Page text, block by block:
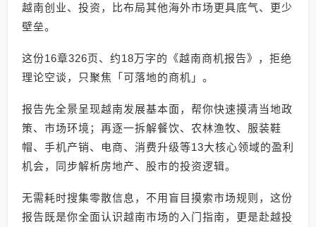
越南创业、投资，比布局其他海外市场更具底气、更少
壁垒。
这份16章326页、约18万字的《越南商机报告》，拒绝
理论空谈，只聚焦「可落地的商机」。
报告先全景呈现越南发展基本面，帮你快速摸清当地政
策、市场环境；再逐一拆解餐饮、农林渔牧、服装鞋
帽、手机产销、电商、消费升级等13大核心领域的盈利
机会，同步解析房地产、股市的投资逻辑。
无需耗时搜集零散信息，不用盲目摸索市场规则，这份
报告既是你全面认识越南市场的入门指南，更是赴越投